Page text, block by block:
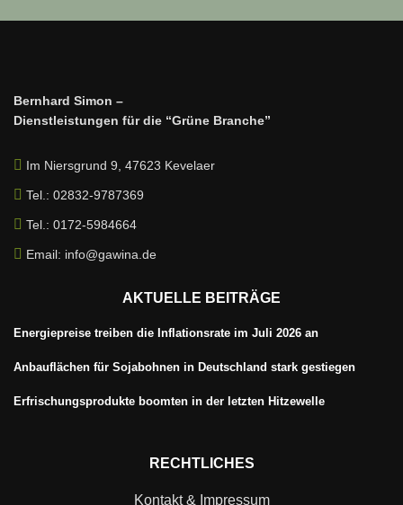
Bernhard Simon –
Dienstleistungen für die “Grüne Branche”
Im Niersgrund 9, 47623 Kevelaer
Tel.: 02832-9787369
Tel.: 0172-5984664
Email: info@gawina.de
AKTUELLE BEITRÄGE
Energiepreise treiben die Inflationsrate im Juli 2026 an
Anbauflächen für Sojabohnen in Deutschland stark gestiegen
Erfrischungsprodukte boomten in der letzten Hitzewelle
RECHTLICHES
Kontakt & Impressum